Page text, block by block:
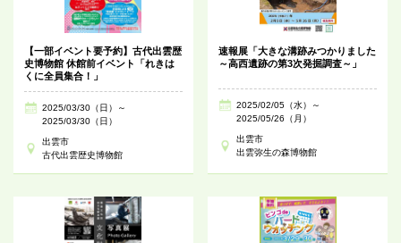
【一部イベント要予約】古代出雲歴
史博物館 休館前イベント「れきは
くに全員集合！」
2025/03/30（日）～
2025/03/30（日）
出雲市
古代出雲歴史博物館
速報展「大きな溝跡みつかりました
～高西遺跡の第3次発掘調査～」
2025/02/05（水）～
2025/05/26（月）
出雲市
出雲弥生の森博物館